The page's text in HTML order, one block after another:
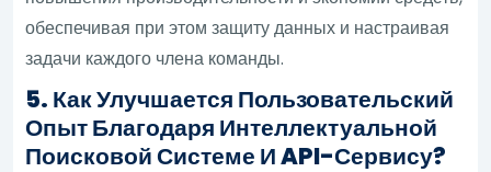
обеспечивая при этом защиту данных и настраивая
задачи каждого члена команды.
5. Как Улучшается Пользовательский
Опыт Благодаря Интеллектуальной
Поисковой Системе И API-Сервису?